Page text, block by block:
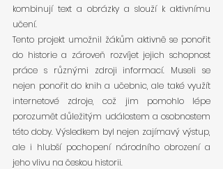
kombinují text a obrázky a slouží k aktivnímu
učení.
Tento projekt umožnil žákům aktivně se ponořit
do historie a zároveň rozvíjet jejich schopnost
práce s různými zdroji informací. Museli se
nejen ponořit do knih a učebnic, ale také využít
internetové zdroje, což jim pomohlo lépe
porozumět důležitým událostem a osobnostem
této doby. Výsledkem byl nejen zajímavý výstup,
ale i hlubší pochopení národního obrození a
jeho vlivu na českou historii.